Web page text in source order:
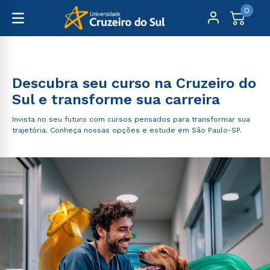
0
Descubra seu curso na Cruzeiro do
Sul e transforme sua carreira
Invista no seu futuro com cursos pensados para transformar sua
trajetória. Conheça nossas opções e estude em São Paulo-SP.